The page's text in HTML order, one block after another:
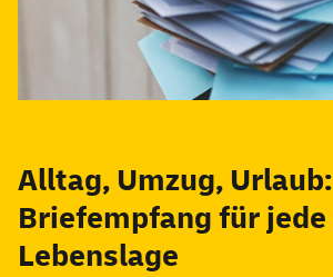
Alltag, Umzug, Urlaub:
Briefempfang für jede
Lebenslage